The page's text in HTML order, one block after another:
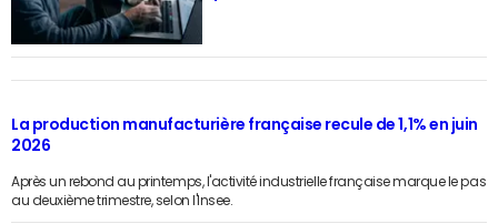
La production manufacturière française recule de 1,1% en juin
2026
Après un rebond au printemps, l'activité industrielle française marque le pas
au deuxième trimestre, selon l'Insee.